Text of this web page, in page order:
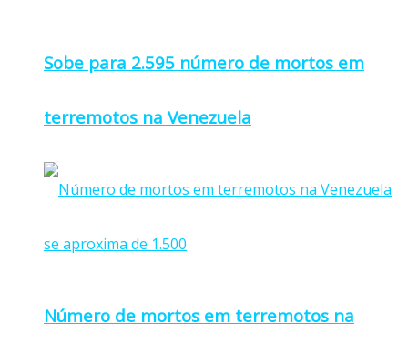
Sobe para 2.595 número de mortos em
terremotos na Venezuela
Número de mortos em terremotos na